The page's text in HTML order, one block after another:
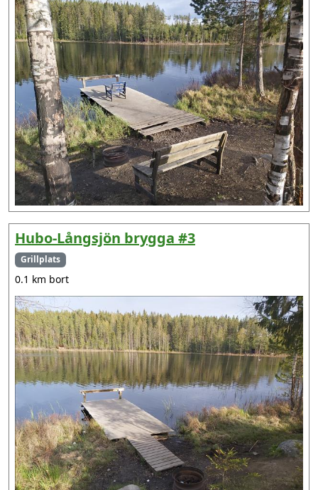
Hubo-Långsjön brygga #3
Grillplats
0.1 km bort